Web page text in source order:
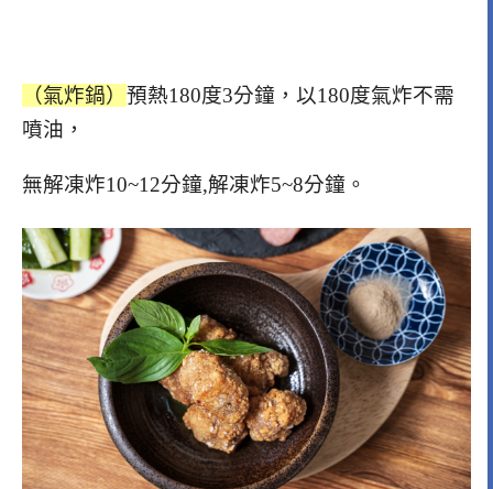
（氣炸鍋） 預熱180度3分鐘，以180度氣炸不需
噴油，
無解凍炸10~12分鐘,解凍炸5~8分鐘。